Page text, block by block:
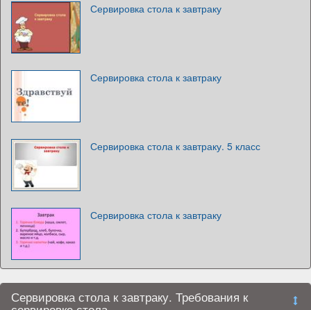
Сервировка стола к завтраку
Сервировка стола к завтраку
Сервировка стола к завтраку. 5 класс
Сервировка стола к завтраку
Сервировка стола к завтраку. Требования к